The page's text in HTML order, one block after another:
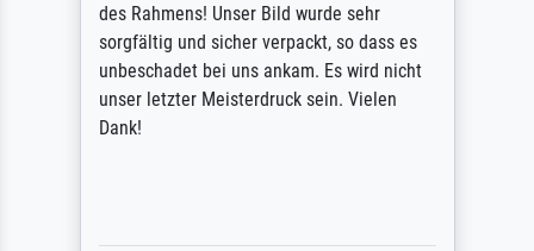
des Rahmens! Unser Bild wurde sehr
sorgfältig und sicher verpackt, so dass es
unbeschadet bei uns ankam. Es wird nicht
unser letzter Meisterdruck sein. Vielen
Dank!